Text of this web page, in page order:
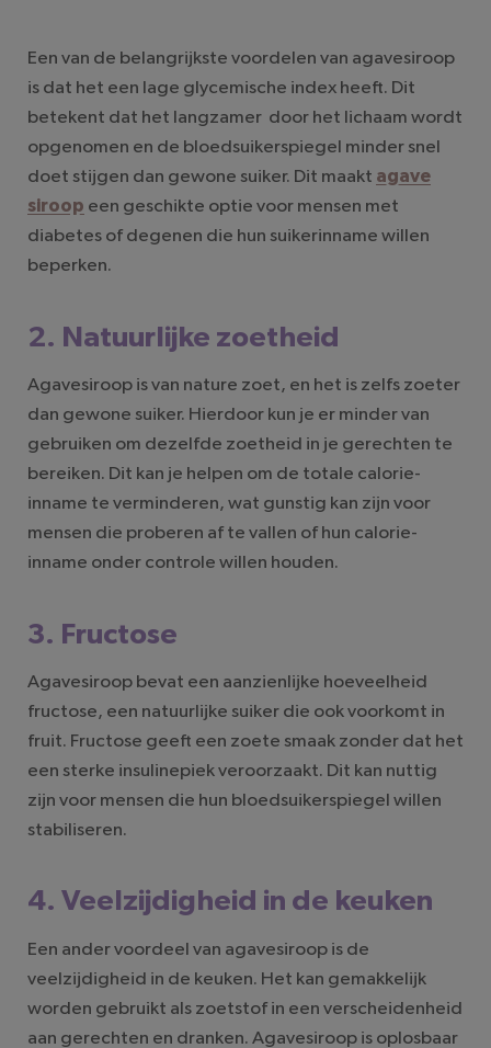
Een van de belangrijkste voordelen van agavesiroop
is dat het een lage glycemische index heeft. Dit
betekent dat het langzamer door het lichaam wordt
opgenomen en de bloedsuikerspiegel minder snel
doet stijgen dan gewone suiker. Dit maakt agave
siroop een geschikte optie voor mensen met
diabetes of degenen die hun suikerinname willen
beperken.
2. Natuurlijke zoetheid
Agavesiroop is van nature zoet, en het is zelfs zoeter
dan gewone suiker. Hierdoor kun je er minder van
gebruiken om dezelfde zoetheid in je gerechten te
bereiken. Dit kan je helpen om de totale calorie-
inname te verminderen, wat gunstig kan zijn voor
mensen die proberen af te vallen of hun calorie-
inname onder controle willen houden.
3. Fructose
Agavesiroop bevat een aanzienlijke hoeveelheid
fructose, een natuurlijke suiker die ook voorkomt in
fruit. Fructose geeft een zoete smaak zonder dat het
een sterke insulinepiek veroorzaakt. Dit kan nuttig
zijn voor mensen die hun bloedsuikerspiegel willen
stabiliseren.
4. Veelzijdigheid in de keuken
Een ander voordeel van agavesiroop is de
veelzijdigheid in de keuken. Het kan gemakkelijk
worden gebruikt als zoetstof in een verscheidenheid
aan gerechten en dranken. Agavesiroop is oplosbaar